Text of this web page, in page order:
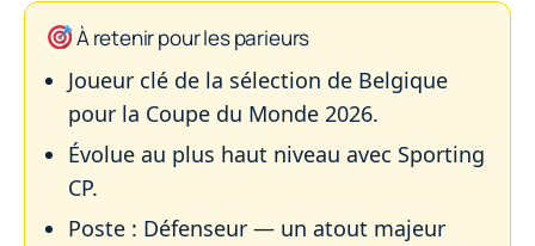
À retenir pour les parieurs
Joueur clé de la sélection de Belgique
pour la Coupe du Monde 2026.
Évolue au plus haut niveau avec Sporting
CP.
Poste : Défenseur — un atout majeur